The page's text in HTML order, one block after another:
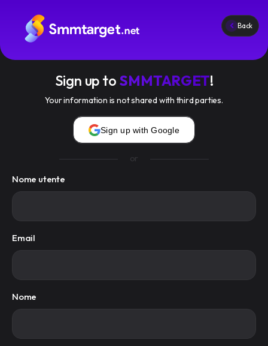
Termini di servizio
Blog
Accedi Registrati
Back
Sign up to SMMTARGET!
Your information is not shared with third parties.
Sign up with Google
or
Nome utente
Email
Nome
smmtarget.net
APIFAQTermini Di Servizio